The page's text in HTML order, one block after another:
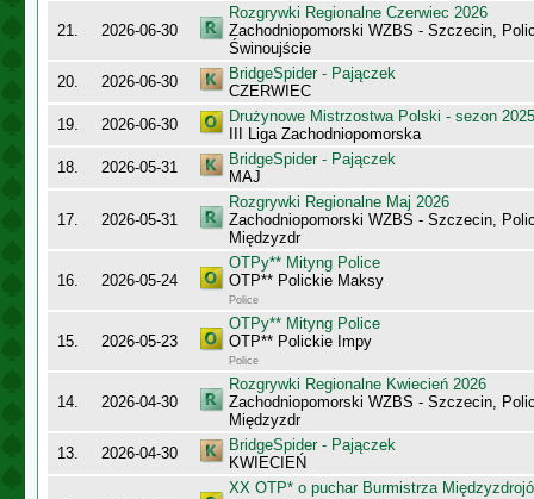
21. 2026-06-30
Rozgrywki Regionalne Czerwiec 2026
Zachodniopomorski WZBS - Szczecin,
Świnoujście
20.
2026-06-30
BridgeSpider - Pajączek
CZERWIEC
19.
2026-06-30
Drużynowe Mistrzostwa Polski - sezon
III Liga Zachodniopomorska
18.
2026-05-31
BridgeSpider - Pajączek
MAJ
17. 2026-05-31
Rozgrywki Regionalne Maj 2026
Zachodniopomorski WZBS - Szczecin,
Międzyzdr
16. 2026-05-24
OTPy** Mityng Police
OTP** Polickie Maksy
Police
15. 2026-05-23
OTPy** Mityng Police
OTP** Polickie Impy
Police
14. 2026-04-30
Rozgrywki Regionalne Kwiecień 2026
Zachodniopomorski WZBS - Szczecin,
Międzyzdr
13.
2026-04-30
BridgeSpider - Pajączek
KWIECIEŃ
XX OTP* o puchar Burmistrza